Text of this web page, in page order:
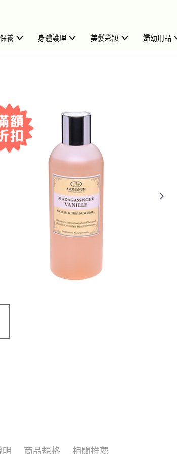
養 身體護理 美髮彩妝 婦幼用品
明 商品規格 相關推薦